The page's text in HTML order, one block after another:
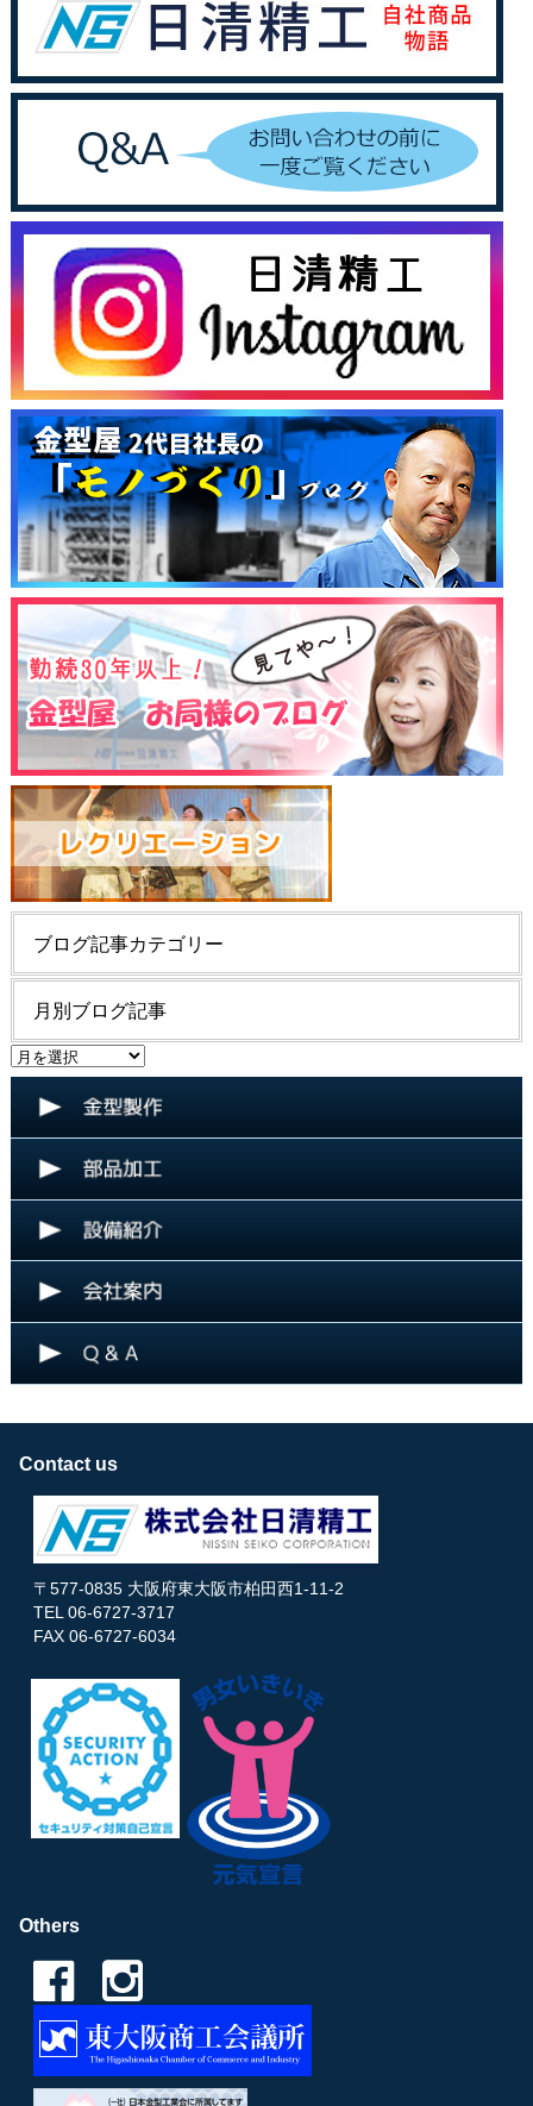
ブログ記事カテゴリー
月別ブログ記事
Contact us
〒577-0835 大阪府東大阪市柏田西1-11-2
TEL 06-6727-3717
FAX 06-6727-6034
Others